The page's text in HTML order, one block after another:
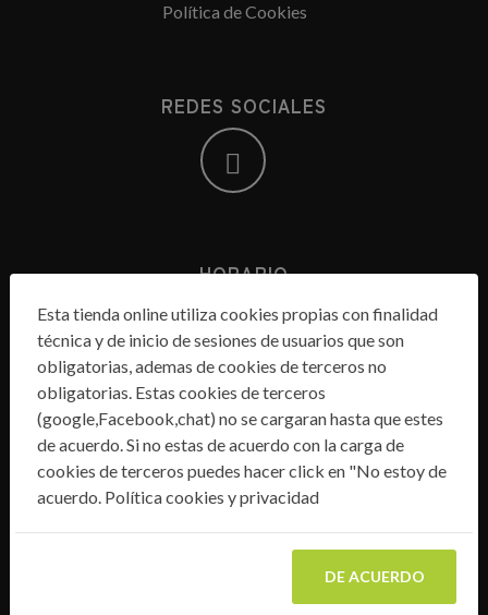
Esta tienda online utiliza cookies propias con finalidad
técnica y de inicio de sesiones de usuarios que son
obligatorias, ademas de cookies de terceros no
obligatorias. Estas cookies de terceros
(google,Facebook,chat) no se cargaran hasta que estes
de acuerdo. Si no estas de acuerdo con la carga de
cookies de terceros puedes hacer click en "No estoy de
acuerdo. Política cookies y privacidad
DE ACUERDO
Política de Cookies
REDES SOCIALES
HORARIO
Lunes a Viernes:
de 10:00h a 13:30h y
de 17:00h a 20:00h
Sábados:
de 10:00h a 13:30h
DIRECCIÓN
(Esquina con Calle Del Río).